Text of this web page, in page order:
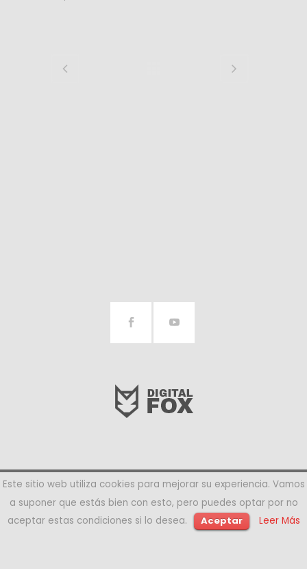
2018DIGITAL FOX- MARKETING AVANZADO
Aviso Legal
Cookies
Este sitio web utiliza cookies para mejorar su experiencia. Vamos
a suponer que estás bien con esto, pero puedes optar por no
aceptar estas condiciones si lo desea.
Aceptar Leer Más